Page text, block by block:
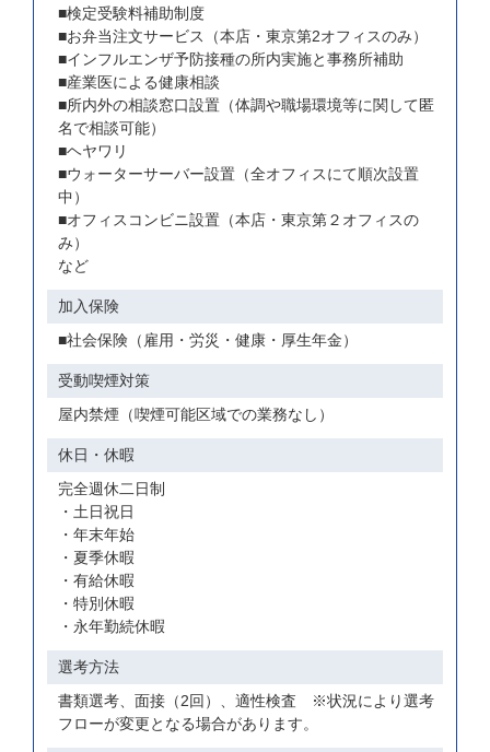
■検定受験料補助制度
■お弁当注文サービス（本店・東京第2オフィスのみ）
■インフルエンザ予防接種の所内実施と事務所補助
■産業医による健康相談
■所内外の相談窓口設置（体調や職場環境等に関して匿
名で相談可能）
■ヘヤワリ
■ウォーターサーバー設置（全オフィスにて順次設置
中）
■オフィスコンビニ設置（本店・東京第２オフィスの
み）
など
加入保険
■社会保険（雇用・労災・健康・厚生年金）
受動喫煙対策
屋内禁煙（喫煙可能区域での業務なし）
休日・休暇
完全週休二日制
・土日祝日
・年末年始
・夏季休暇
・有給休暇
・特別休暇
・永年勤続休暇
選考方法
書類選考、面接（2回）、適性検査 ※状況により選考
フローが変更となる場合があります。